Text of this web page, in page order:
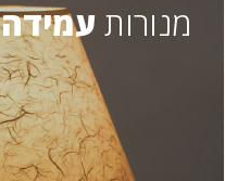
מנורותעמידה